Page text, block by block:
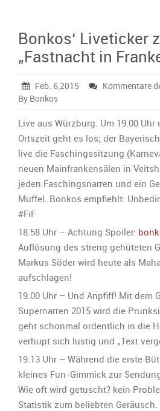
Bonkos‘ Liveticker
„Fastnacht in
Feb. 6,2015 Kommentare
By Bonkos
Live aus Würzburg. Um 19.00
Ortszeit geht es los; der
live die Faschingssitzung
neuen Mainfrankensälen in
jeden Faschingsnarren und ein
Muffel. Bonkos empfiehlt:
‪#‎FiF
18.58 Uhr – Achtung Spoiler:
Auflösung des streng gehüteten
Markus Söder wird heute als
aufschlagen!
19.00 Uhr – Und Anpfiff! Mit dem
Supernarren 2015 wird die
geht schonmal ordentlich in die
verhupt sich lustig und „Text
19.13 Uhr – Während die erste
kleines Fun-Gimmick zur
Wie oft wird getuscht? kein
Statistik zum beliebten Geräusch.